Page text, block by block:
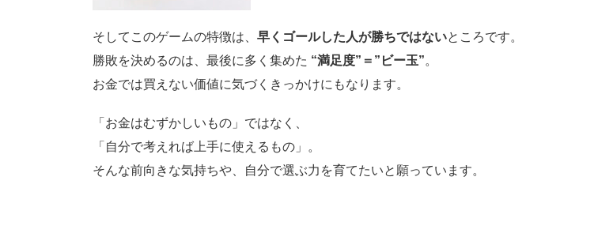
そしてこのゲームの特徴は、 早くゴールした人が勝ちではないところです。
勝敗を決めるのは、最後に多く集めた “満足度”＝”ビー玉”。
お金では買えない価値に気づくきっかけにもなります。
「お金はむずかしいもの」ではなく、
「自分で考えれば上手に使えるもの」。
そんな前向きな気持ちや、自分で選ぶ力を育てたいと願っています。